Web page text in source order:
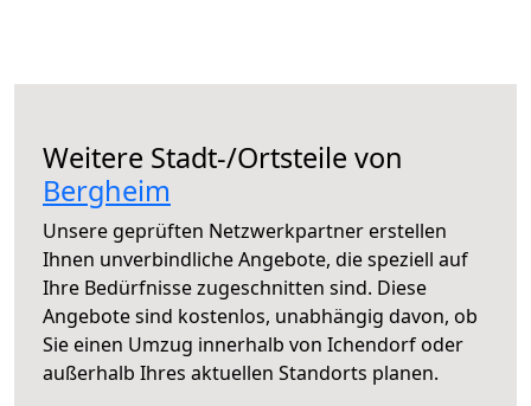
Weitere Stadt-/Ortsteile von
Bergheim
Unsere geprüften Netzwerkpartner erstellen
Ihnen unverbindliche Angebote, die speziell auf
Ihre Bedürfnisse zugeschnitten sind. Diese
Angebote sind kostenlos, unabhängig davon, ob
Sie einen Umzug innerhalb von Ichendorf oder
außerhalb Ihres aktuellen Standorts planen.